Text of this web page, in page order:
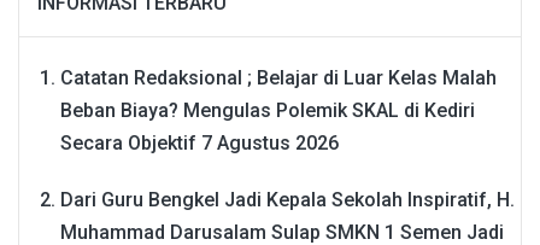
Catatan Redaksional ; Belajar di Luar Kelas Malah
Beban Biaya? Mengulas Polemik SKAL di Kediri
Secara Objektif 7 Agustus 2026
Dari Guru Bengkel Jadi Kepala Sekolah Inspiratif, H.
Muhammad Darusalam Sulap SMKN 1 Semen Jadi